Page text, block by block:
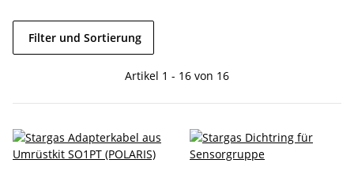
Filter und Sortierung
Artikel 1 - 16 von 16